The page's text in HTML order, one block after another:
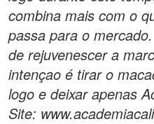
combina mais com o
passa para o
de rejuvenescer a
intençao é tirar o
logo e deixar apenas
Site: